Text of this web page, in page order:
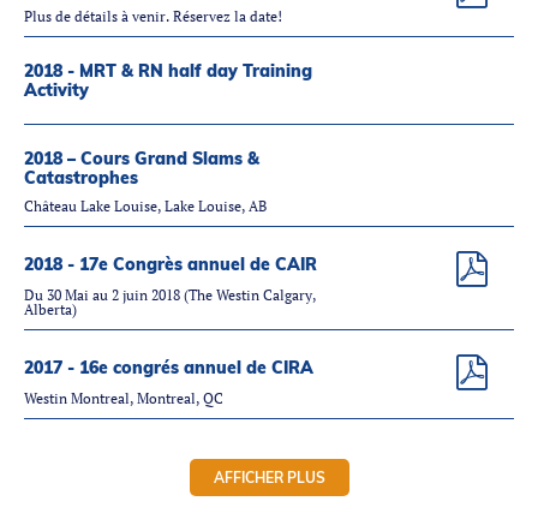
Plus de détails à venir. Réservez la date!
2018 - MRT & RN half day Training
Activity
2018 – Cours Grand Slams &
Catastrophes
Château Lake Louise, Lake Louise, AB
2018 - 17e Congrès annuel de CAIR
Du 30 Mai au 2 juin 2018 (The Westin Calgary,
Alberta)
2017 - 16e congrés annuel de CIRA
Westin Montreal, Montreal, QC
AFFICHER PLUS